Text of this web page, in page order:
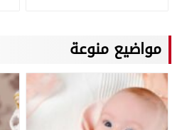
مواضيع منوعة